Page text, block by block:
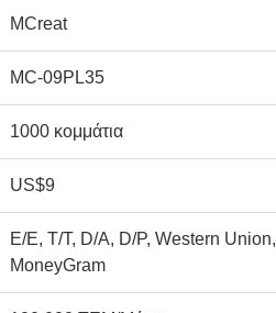
MCreat
MC-09PL35
1000 κομμάτια
US$9
Ε/Ε, Τ/Τ, D/A, D/P, Western Union,
MoneyGram